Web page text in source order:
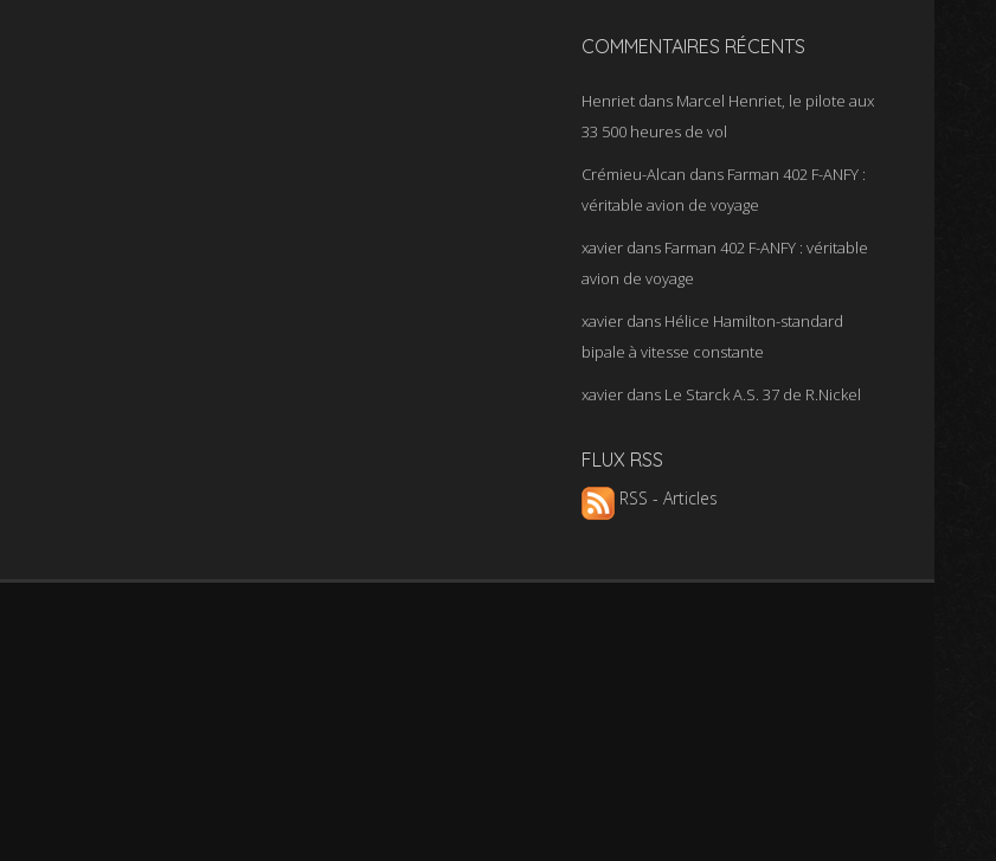
COMMENTAIRES RÉCENTS
Henriet dans Marcel Henriet, le pilote aux
33 500 heures de vol
Crémieu-Alcan dans Farman 402 F-ANFY :
véritable avion de voyage
xavier dans Farman 402 F-ANFY : véritable
avion de voyage
xavier dans Hélice Hamilton-standard
bipale à vitesse constante
xavier dans Le Starck A.S. 37 de R.Nickel
FLUX RSS
RSS - Articles